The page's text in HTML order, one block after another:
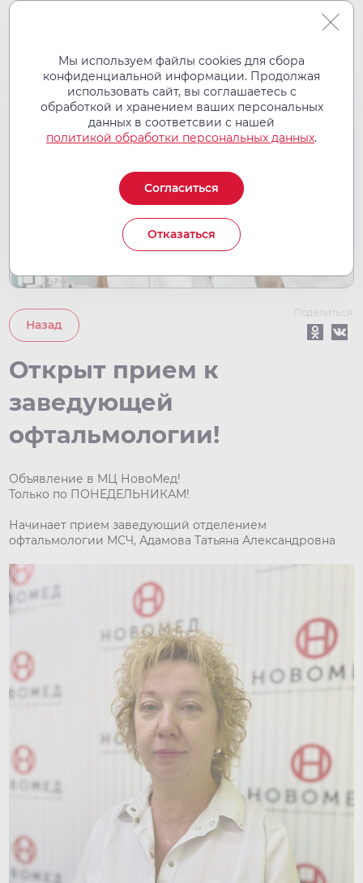
05
дек
Назад
Поделиться:
Открыт прием к
заведующей
офтальмологии!
Объявление в МЦ НовоМед!
Только по ПОНЕДЕЛЬНИКАМ!
Начинает прием заведующий отделением
офтальмологии МСЧ, Адамова Татьяна Александровна
Мы используем файлы cookies для сбора
конфиденциальной информации. Продолжая
использовать сайт, вы соглашаетесь с
обработкой и хранением ваших персональных
данных в соответсвии с нашей
политикой обработки персональных данных.
Согласиться
Отказаться